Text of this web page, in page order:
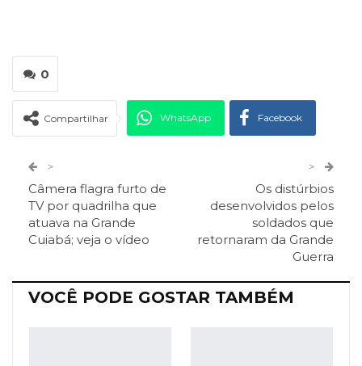
0
Compartilhar WhatsApp Facebook
Telegram
Facebook Messenger Viber O email
>
Câmera flagra furto de
TV por quadrilha que
atuava na Grande
Cuiabá; veja o vídeo
>
Os distúrbios
desenvolvidos pelos
soldados que
retornaram da Grande
Guerra
VOCÊ PODE GOSTAR TAMBÉM